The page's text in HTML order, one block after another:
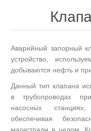
Аварийный запорный
устройство,
добываются нефть и
Данный тип клапана
в трубопроводах
насосных станциях,
обеспечивая